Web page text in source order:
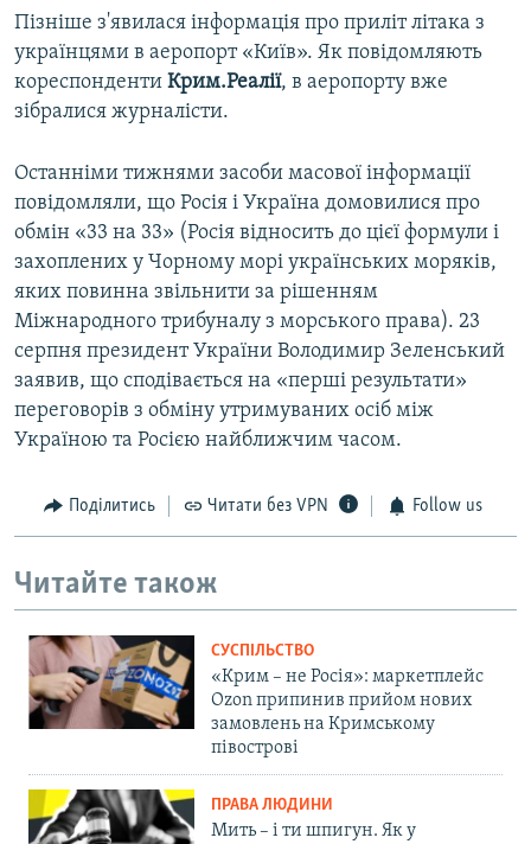
Пізніше з'явилася інформація про приліт літака з
українцями в аеропорт «Київ». Як повідомляють
кореспонденти Крим.Реалії, в аеропорту вже
зібралися журналісти.
Останніми тижнями засоби масової інформації
повідомляли, що Росія і Україна домовилися про
обмін «33 на 33» (Росія відносить до цієї формули і
захоплених у Чорному морі українських моряків,
яких повинна звільнити за рішенням
Міжнародного трибуналу з морського права). 23
серпня президент України Володимир Зеленський
заявив, що сподівається на «перші результати»
переговорів з обміну утримуваних осіб між
Україною та Росією найближчим часом.
Поділитись Читати без VPN Follow us
Читайте також
СУСПІЛЬСТВО
«Крим – не Росія»: маркетплейс
Ozon припинив прийом нових
замовлень на Кримському
півострові
ПРАВА ЛЮДИНИ
Мить – і ти шпигун. Як у